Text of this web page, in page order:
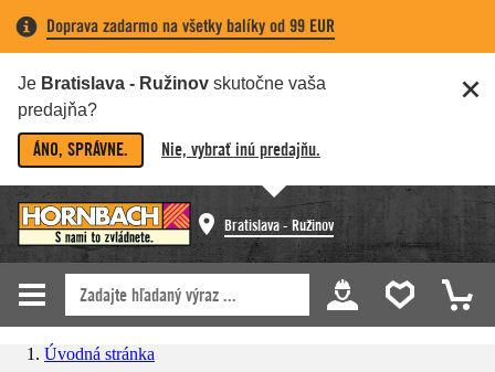
Doprava zadarmo na všetky balíky od 99 EUR
Je Bratislava - Ružinov skutočne vaša
predajňa?
ÁNO, SPRÁVNE. Nie, vybrať inú predajňu.
Bratislava - Ružinov
Úvodná stránka